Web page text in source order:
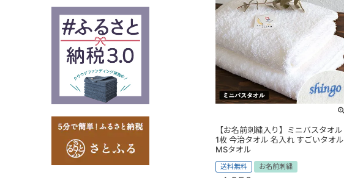
【お名前刺繍入り】ミニバスタオル
1枚 今治タオル 名入れ すごいタオル
MSタオル
送料無料 お名前刺繍